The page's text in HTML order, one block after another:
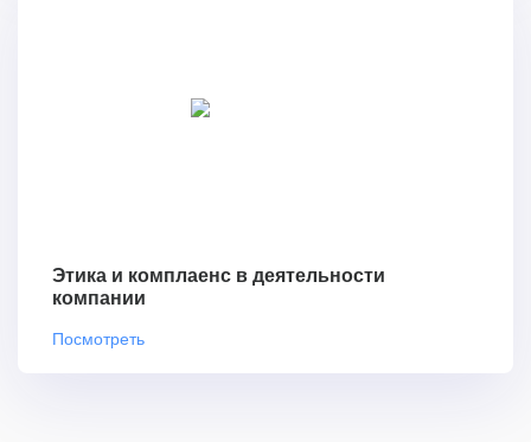
Этика и комплаенс в деятельности
компании
Посмотреть